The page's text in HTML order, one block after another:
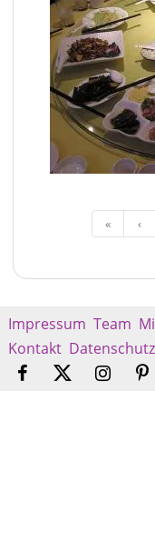
« ‹
Impressum Team
Kontakt